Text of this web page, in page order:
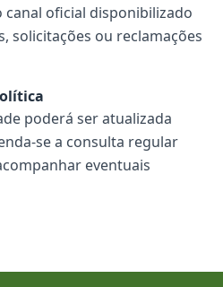
oficial disponibilizado
solicitações ou reclamações
poderá ser atualizada
se a consulta regular
eventuais